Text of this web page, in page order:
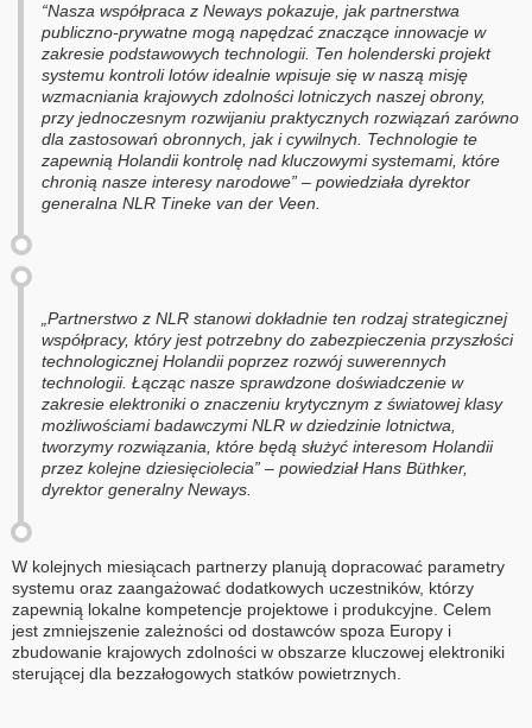
“Nasza współpraca z Neways pokazuje, jak partnerstwa
publiczno-prywatne mogą napędzać znaczące innowacje w
zakresie podstawowych technologii. Ten holenderski projekt
systemu kontroli lotów idealnie wpisuje się w naszą misję
wzmacniania krajowych zdolności lotniczych naszej obrony,
przy jednoczesnym rozwijaniu praktycznych rozwiązań zarówno
dla zastosowań obronnych, jak i cywilnych. Technologie te
zapewnią Holandii kontrolę nad kluczowymi systemami, które
chronią nasze interesy narodowe” – powiedziała dyrektor
generalna NLR Tineke van der Veen.
„Partnerstwo z NLR stanowi dokładnie ten rodzaj strategicznej
współpracy, który jest potrzebny do zabezpieczenia przyszłości
technologicznej Holandii poprzez rozwój suwerennych
technologii. Łącząc nasze sprawdzone doświadczenie w
zakresie elektroniki o znaczeniu krytycznym z światowej klasy
możliwościami badawczymi NLR w dziedzinie lotnictwa,
tworzymy rozwiązania, które będą służyć interesom Holandii
przez kolejne dziesięciolecia” – powiedział Hans Büthker,
dyrektor generalny Neways.
W kolejnych miesiącach partnerzy planują dopracować parametry
systemu oraz zaangażować dodatkowych uczestników, którzy
zapewnią lokalne kompetencje projektowe i produkcyjne. Celem
jest zmniejszenie zależności od dostawców spoza Europy i
zbudowanie krajowych zdolności w obszarze kluczowej elektroniki
sterującej dla bezzałogowych statków powietrznych.